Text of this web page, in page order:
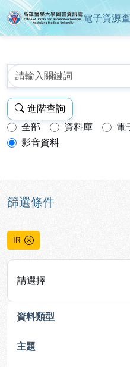
高雄醫學大學
電子資源
進階查詢
查詢模式：
全部 資料庫 電
影音資料
篩選條件
IR
請選擇
資料類型
主題